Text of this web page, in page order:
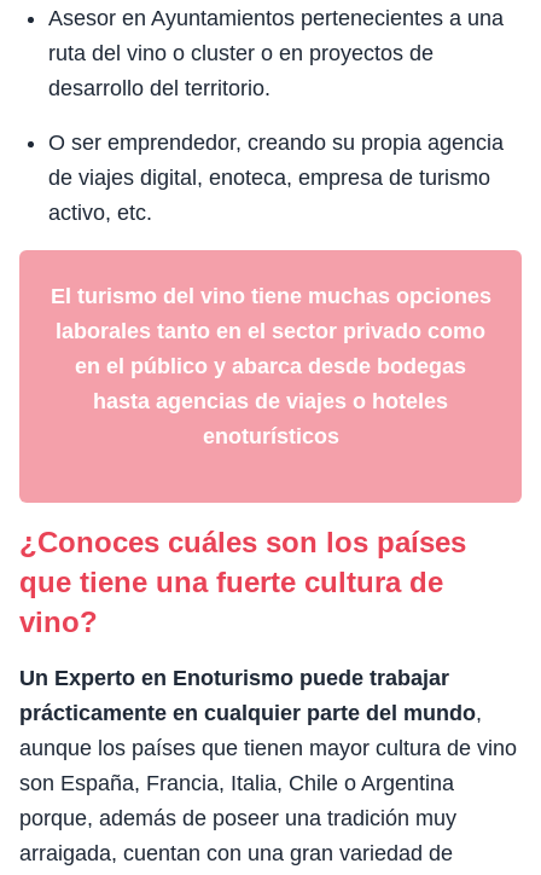
Asesor en Ayuntamientos pertenecientes a una
ruta del vino o cluster o en proyectos de
desarrollo del territorio.
O ser emprendedor, creando su propia agencia
de viajes digital, enoteca, empresa de turismo
activo, etc.
El turismo del vino tiene muchas opciones
laborales tanto en el sector privado como
en el público y abarca desde bodegas
hasta agencias de viajes o hoteles
enoturísticos
¿Conoces cuáles son los países
que tiene una fuerte cultura de
vino?
Un Experto en Enoturismo puede trabajar
prácticamente en cualquier parte del mundo,
aunque los países que tienen mayor cultura de vino
son España, Francia, Italia, Chile o Argentina
porque, además de poseer una tradición muy
arraigada, cuentan con una gran variedad de